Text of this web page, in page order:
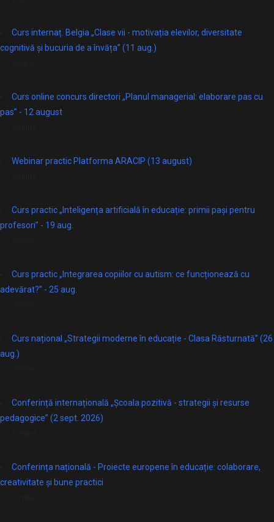
Curs internaț. Belgia „Clase vii - motivația elevilor, diversitate
cognitivă și bucuria de a învăța” (11 aug.)
Curs online concurs directori „Planul managerial: elaborare pas cu
pas” - 12 august
Webinar practic Platforma ARACIP (13 august)
Curs practic „Inteligența artificială în educație: primii pași pentru
profesori” - 19 aug.
Curs practic „Integrarea copiilor cu autism: ce funcționează cu
adevărat?” - 25 aug.
Curs național „Strategii moderne în educație - Clasa Răsturnată” (26
aug.)
Conferință internațională „Școala pozitivă - strategii și resurse
pedagogice” (2 sept. 2026)
Conferința națională - Proiecte europene în educație: colaborare,
creativitate și bune practici